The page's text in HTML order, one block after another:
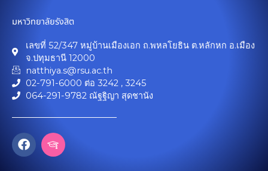
มหาวิทยาลัยรังสิต
เลขที่ 52/347 หมู่บ้านเมืองเอก ถ.พหลโยธิน ต.หลักหก อ.เมือง
จ.ปทุมธานี 12000
natthiya.s@rsu.ac.th
02-791-6000 ต่อ 3242 , 3245
064-291-9782 ณัฐฐิญา สุดชานัง
F
a
I
c